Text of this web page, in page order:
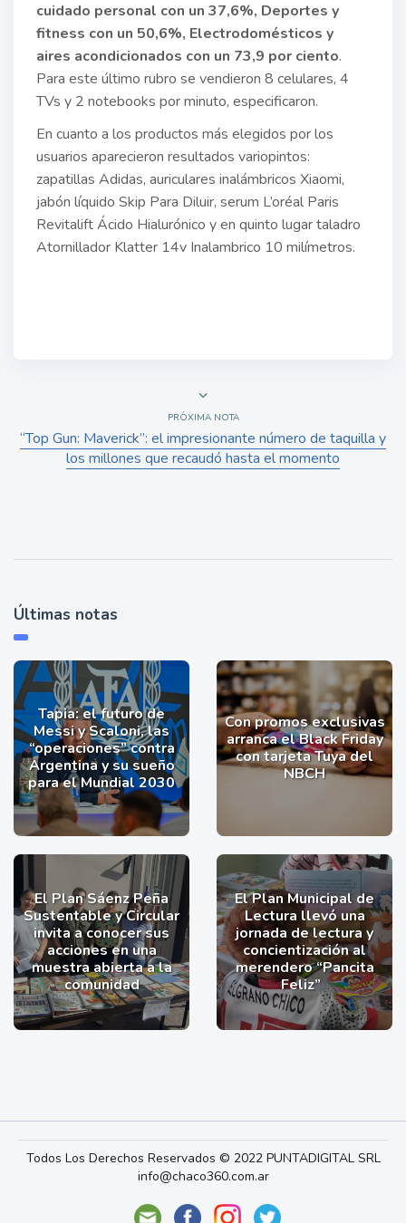
cuidado personal con un 37,6%, Deportes y
fitness con un 50,6%, Electrodomésticos y
aires acondicionados con un 73,9 por ciento.
Para este último rubro se vendieron 8 celulares, 4
TVs y 2 notebooks por minuto, especificaron.
En cuanto a los productos más elegidos por los
usuarios aparecieron resultados variopintos:
zapatillas Adidas, auriculares inalámbricos Xiaomi,
jabón líquido Skip Para Diluir, serum L’oréal Paris
Revitalift Ácido Hialurónico y en quinto lugar taladro
Atornillador Klatter 14v Inalambrico 10 milímetros.
PRÓXIMA NOTA
“Top Gun: Maverick”: el impresionante número de taquilla y
los millones que recaudó hasta el momento
Últimas notas
Tapia: el futuro de
Messi y Scaloni, las
“operaciones” contra
Argentina y su sueño
para el Mundial 2030
Con promos exclusivas
arranca el Black Friday
con tarjeta Tuya del
NBCH
El Plan Sáenz Peña
Sustentable y Circular
invita a conocer sus
acciones en una
muestra abierta a la
comunidad
El Plan Municipal de
Lectura llevó una
jornada de lectura y
concientización al
merendero “Pancita
Feliz”
Todos Los Derechos Reservados © 2022 PUNTADIGITAL SRL
info@chaco360.com.ar